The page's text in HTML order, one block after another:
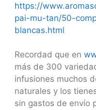
https://
pai-mu-tan/50-
blancas.html
Recordad que en
más de 300
infusiones muchos
naturales y los
sin gastos de envío